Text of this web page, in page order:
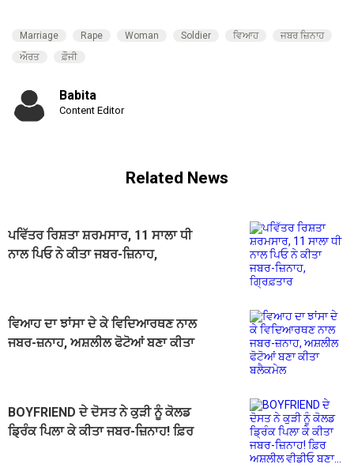
Marriage Rape Woman Soldier ਵਿਆਹ
ਜਬਰ ਜ਼ਿਨਾਹ
ਔਰਤ
ਫ਼ੌਜੀ
Babita
Content Editor
Related News
ਪਵਿੱਤਰ ਰਿਸ਼ਤਾ ਸ਼ਰਮਸਾਰ, 11 ਸਾਲਾ ਧੀ
ਨਾਲ ਪਿਓ ਨੇ ਕੀਤਾ ਜਬਰ-ਜ਼ਿਨਾਹ,
ਵਿਆਹ ਦਾ ਝਾਂਸਾ ਦੇ ਕੇ ਵਿਦਿਆਰਥਣ ਨਾਲ
ਜਬਰ-ਜ਼ਨਾਹ, ਅਸ਼ਲੀਲ ਫੋਟੋਆਂ ਬਣਾ ਕੀਤਾ
BOYFRIEND ਦੇ ਦੋਸਤ ਨੇ ਕੁੜੀ ਨੂੰ ਕੋਲਡ
ਡ੍ਰਿੰਕ ਪਿਲਾ ਕੇ ਕੀਤਾ ਜਬਰ-ਜ਼ਿਨਾਹ! ਫ਼ਿਰ